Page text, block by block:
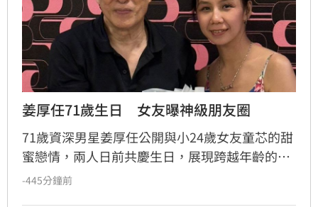
姜厚任71歲生日　女友曝神級朋友圈
71歲資深男星姜厚任公開與小24歲女友童芯的甜
蜜戀情，兩人日前共慶生日，展現跨越年齡的知
性伴侶關係。童芯精心籌備兩場聚會，不僅邀集
-445分鐘前